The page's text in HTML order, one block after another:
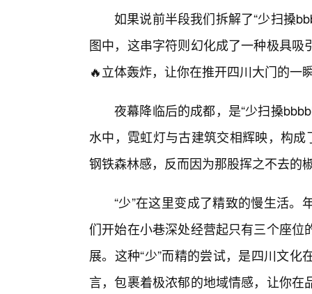
如果说前半段我们拆解了“少扫搡
图中，这串字符则幻化成了一种极具
🔥立体轰炸，让你在推开四川大门的一
夜幕降临后的成都，是“少扫搡
水中，霓虹灯与古建筑交相辉映，构
钢铁森林感，反而因为那股挥之不去的
“少”在这里变成了精致的慢生活
们开始在小巷深处经营起只有三个座
展。这种“少”而精的尝试，是四川文
言，包裹着极浓郁的地域情感，让你